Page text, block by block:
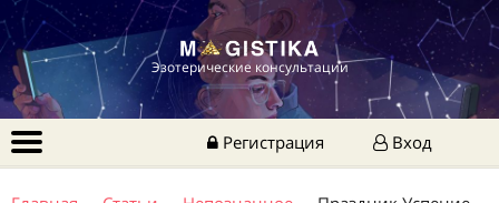
Эзотерические консультации
Регистрация Вход